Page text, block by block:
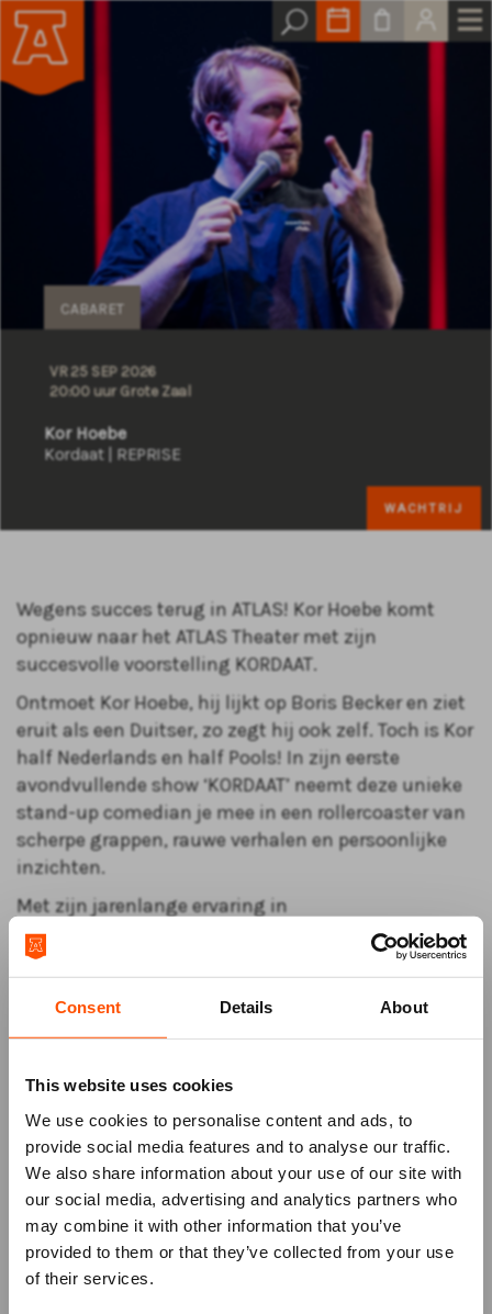
Consent Details About
This website uses cookies
We use cookies to personalise content and ads, to
provide social media features and to analyse our traffic.
We also share information about your use of our site with
our social media, advertising and analytics partners who
may combine it with other information that you’ve
provided to them or that they’ve collected from your use
of their services.
Kor Hoebe
Kordaat | REPRISE
CABARET
VR 25 SEP 2026
20:00 uur Grote Zaal
WACHTRIJ
Wegens succes terug in ATLAS! Kor Hoebe komt
opnieuw naar het ATLAS Theater met zijn
succesvolle voorstelling KORDAAT.
Ontmoet Kor Hoebe, hij lijkt op Boris Becker en ziet
eruit als een Duitser, zo zegt hij ook zelf. Toch is Kor
half Nederlands en half Pools! In zijn eerste
avondvullende show ‘KORDAAT’ neemt deze unieke
stand-up comedian je mee in een rollercoaster van
scherpe grappen, rauwe verhalen en persoonlijke
inzichten.
Met zijn jarenlange ervaring in
jeugdgevangenissen heeft Kor een schat aan
bijzondere anekdotes die zowel boeien als aan het
meeslepend cabaret en interactieve stand-up
comedy die je niet snel zult vergeten.
Mis niks